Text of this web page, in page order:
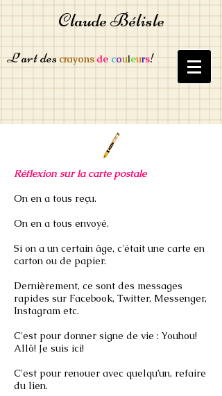
Claude Bélisle
L'art descrayons de couleurs!
Réflexion sur la carte postale
On en a tous reçu.
On en a tous envoyé.
Si on a un certain âge, c'était une carte en
carton ou de papier.
Dernièrement, ce sont des messages
rapides sur Facebook, Twitter, Messenger,
Instagram etc.
C'est pour donner signe de vie : Youhou!
Allô! Je suis ici!
C'est pour renouer avec quelqu’un, refaire
du lien.